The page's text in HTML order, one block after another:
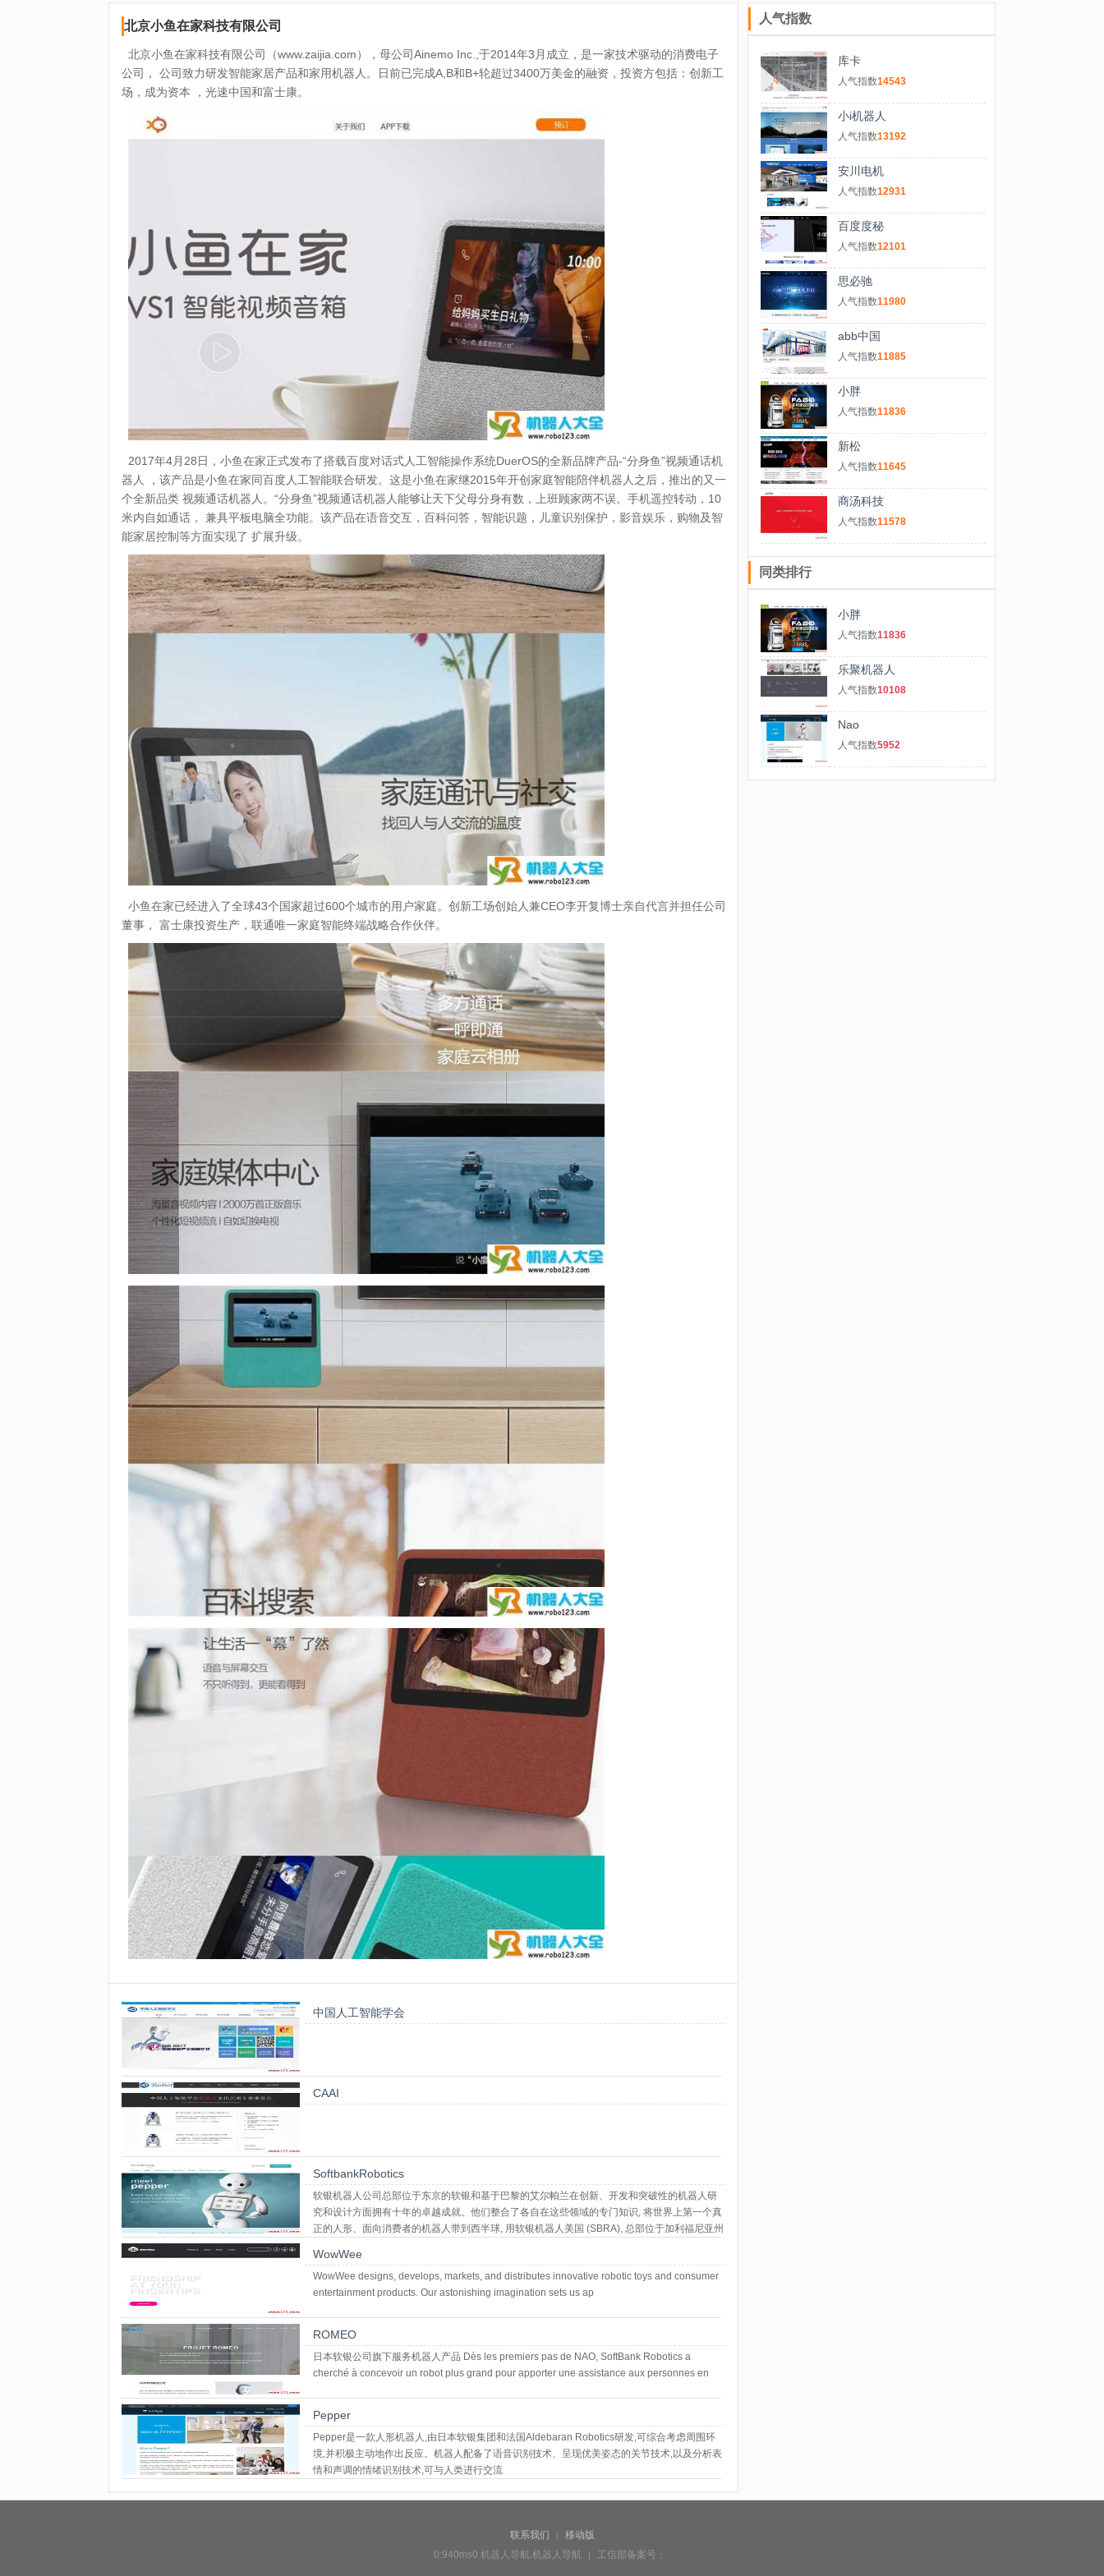
北京小鱼在家科技有限公司
北京小鱼在家科技有限公司（www.zaijia.com），母公司Ainemo Inc.,于2014年3月成立，是一家技术驱动的消费电子
公司， 公司致力研发智能家居产品和家用机器人。日前已完成A,B和B+轮超过3400万美金的融资，投资方包括：创新工
场，成为资本 ，光速中国和富士康。
2017年4月28日，小鱼在家正式发布了搭载百度对话式人工智能操作系统DuerOS的全新品牌产品-“分身鱼”视频通话机
器人 ，该产品是小鱼在家同百度人工智能联合研发。这是小鱼在家继2015年开创家庭智能陪伴机器人之后，推出的又一
个全新品类 视频通话机器人。“分身鱼”视频通话机器人能够让天下父母分身有数，上班顾家两不误。手机遥控转动，10
米内自如通话， 兼具平板电脑全功能。该产品在语音交互，百科问答，智能识题，儿童识别保护，影音娱乐，购物及智
能家居控制等方面实现了 扩展升级。
小鱼在家已经进入了全球43个国家超过600个城市的用户家庭。创新工场创始人兼CEO李开复博士亲自代言并担任公司
董事， 富士康投资生产，联通唯一家庭智能终端战略合作伙伴。
中国人工智能学会
CAAI
SoftbankRobotics
软银机器人公司总部位于东京的软银和基于巴黎的艾尔帕兰在创新、开发和突破性的机器人研
究和设计方面拥有十年的卓越成就。他们整合了各自在这些领域的专门知识, 将世界上第一个真
正的人形、面向消费者的机器人带到西半球, 用软银机器人美国 (SBRA), 总部位于加利福尼亚州
WowWee
WowWee designs, develops, markets, and distributes innovative robotic toys and consumer
entertainment products. Our astonishing imagination sets us ap
ROMEO
日本软银公司旗下服务机器人产品 Dès les premiers pas de NAO, SoftBank Robotics a
cherché à concevoir un robot plus grand pour apporter une assistance aux personnes en
Pepper
Pepper是一款人形机器人,由日本软银集团和法国Aldebaran Robotics研发,可综合考虑周围环
境,并积极主动地作出反应。机器人配备了语音识别技术、呈现优美姿态的关节技术,以及分析表
情和声调的情绪识别技术,可与人类进行交流
人气指数
库卡
人气指数14543
小i机器人
人气指数13192
安川电机
人气指数12931
百度度秘
人气指数12101
思必驰
人气指数11980
abb中国
人气指数11885
小胖
人气指数11836
新松
人气指数11645
商汤科技
人气指数11578
同类排行
小胖
人气指数11836
乐聚机器人
人气指数10108
Nao
人气指数5952
联系我们
移动版
0:940ms0 机器人导航.机器人导航 | 工信部备案号：